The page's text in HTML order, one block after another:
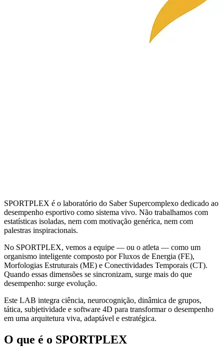
SPORTPLEX é o laboratório do Saber Supercomplexo dedicado ao
desempenho esportivo como sistema vivo. Não trabalhamos com
estatísticas isoladas, nem com motivação genérica, nem com
palestras inspiracionais.
No SPORTPLEX, vemos a equipe — ou o atleta — como um
organismo inteligente composto por Fluxos de Energia (FE),
Morfologias Estruturais (ME) e Conectividades Temporais (CT).
Quando essas dimensões se sincronizam, surge mais do que
desempenho: surge evolução.
Este LAB integra ciência, neurocognição, dinâmica de grupos,
tática, subjetividade e software 4D para transformar o desempenho
em uma arquitetura viva, adaptável e estratégica.
O que é o SPORTPLEX